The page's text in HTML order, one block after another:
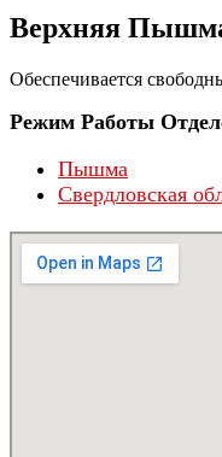
Верхняя
Обеспечивается
Режим Работы
Пышма
Свердловская